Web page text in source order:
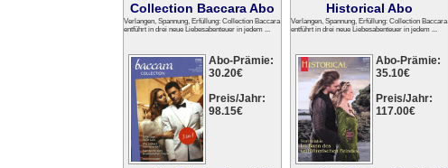
Collection Baccara Abo
Verlangen, Spannung, Erfüllung: Collection Baccara
entführt in drei neue Liebesabenteuer in jedem ...
Abo-Prämie:
30.20€
Preis/Jahr:
98.15€
Historical Abo
Verlangen, Spannung, Erfüllung: Collection Baccara
entführt in drei neue Liebesabenteuer in jedem ...
Abo-Prämie:
35.10€
Preis/Jahr:
117.00€